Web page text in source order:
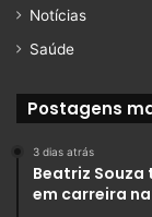
Notícias
Saúde
Postagens
3 dias atrás
Beatriz
em carreira